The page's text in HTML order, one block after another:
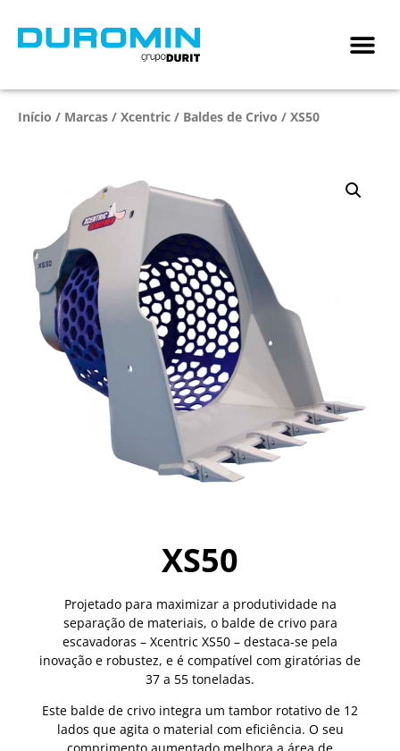
Início / Marcas / Xcentric / Baldes de Crivo / XS50
XS50
Projetado para maximizar a produtividade na
separação de materiais, o balde de crivo para
escavadoras – Xcentric XS50 – destaca-se pela
inovação e robustez, e é compatível com giratórias de
37 a 55 toneladas.
Este balde de crivo integra um tambor rotativo de 12
lados que agita o material com eficiência. O seu